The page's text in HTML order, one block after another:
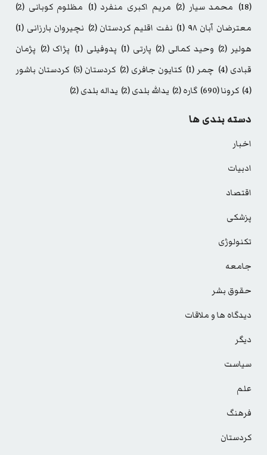
(18)
محمد سیار (2) مریم اکبری منفرد (1) مظلوم کوبانی (2)
معترضان آبان ۹۸
(1) نفت اقلیم کردستان (2) نچیروان بارزانی (1)
هولیر (2) وحید کمالی (2) پارتی (1) پدوفیلی (1) پژاک (2)
پژمان
قبادی (4) چمر (1) کتایون جافری (2) کردستان (5)
کردستان باشور
(4)
کرونا(690) گاره(2) یدالله بلدی(2) یداله بلدی(2)
دسته بندی ها
اخبار
ادبیات
اقتصاد
پزشکی
تکنولوژی
جامعه
حقوق بشر
دیدگاه ها و ملاقات
دیگر
سیاست
علم
فرهنگ
کردستان